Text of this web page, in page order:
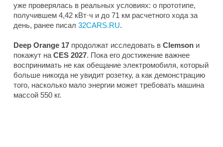
уже проверялась в реальных условиях: о прототипе,
получившем 4,42 кВт·ч и до 71 км расчетного хода за
день, ранее писал 32CARS.RU.
Deep Orange 17 продолжат исследовать в Clemson и
покажут на CES 2027. Пока его достижение важнее
воспринимать не как обещание электромобиля, который
больше никогда не увидит розетку, а как демонстрацию
того, насколько мало энергии может требовать машина
массой 550 кг.